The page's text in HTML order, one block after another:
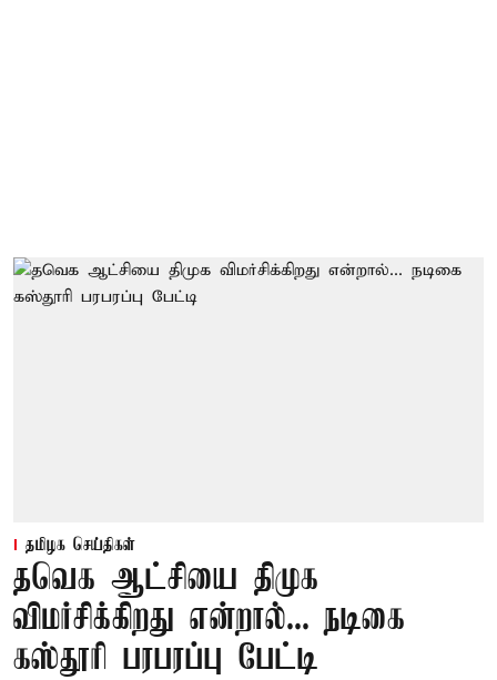
தமிழக செய்திகள்
தவெக ஆட்சியை திமுக
விமர்சிக்கிறது என்றால்... நடிகை
கஸ்தூரி பரபரப்பு பேட்டி